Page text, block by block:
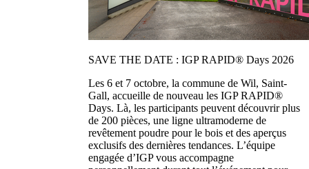
SAVE THE DATE : IGP RAPID® Days 2026
Les 6 et 7 octobre, la commune de Wil, Saint-
Gall, accueille de nouveau les IGP RAPID®
Days. Là, les participants peuvent découvrir plus
de 200 pièces, une ligne ultramoderne de
revêtement poudre pour le bois et des aperçus
exclusifs des dernières tendances. L’équipe
engagée d’IGP vous accompagne